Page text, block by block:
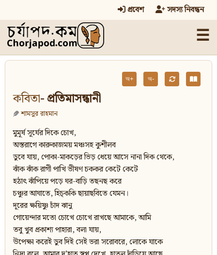
প্রবেশ সদস্য নিবন্ধন
☰
অ+ অ-
কবিতা- প্রতিমাসন্ধানী
শামসুর রাহমান
মুমূর্ষ সূর্যের দিকে চোখ,
অস্তরাগে কারুকাজময় মঞ্চসহ কুশীলব
ডুবে যায়, পোকা-মাকড়ের ভিড় ধেয়ে আসে নানা দিক থেকে,
ঝাঁক ঝাঁক রাগী পাখি ভীষণ চককর কেটে কেটে
হঠাৎ ঝাঁপিয়ে পড়ে ঘর-বাড়ি তছনছ করে
চঞ্চুর আঘাতে, হিচ্‌ককি ছায়াছবিতে যেমন।
দূরের ক্ষয়িষ্ণু চাঁদ ঝানু
গোয়েন্দার মতো চোখে চোখে রাখছে আমাকে, আমি
তবু খুব প্রকাশ্য পাহারা, বলা যায়,
উপেক্ষা করেই ডুব দিই সেই ভরা সরোবরে, লোকে যাকে